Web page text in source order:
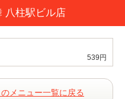
八柱駅ビル店
539円
メニュー一覧に戻る